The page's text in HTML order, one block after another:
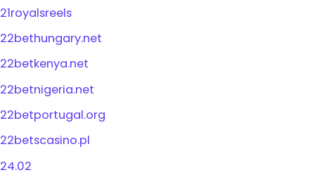
21royalsreels
22bethungary.net
22betkenya.net
22betnigeria.net
22betportugal.org
22betscasino.pl
24.02